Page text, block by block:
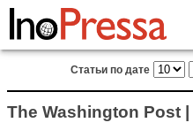
Статьи по дате
The Washington Post |